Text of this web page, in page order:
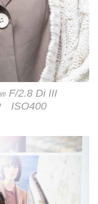
F/2.8 Di III
ISO400